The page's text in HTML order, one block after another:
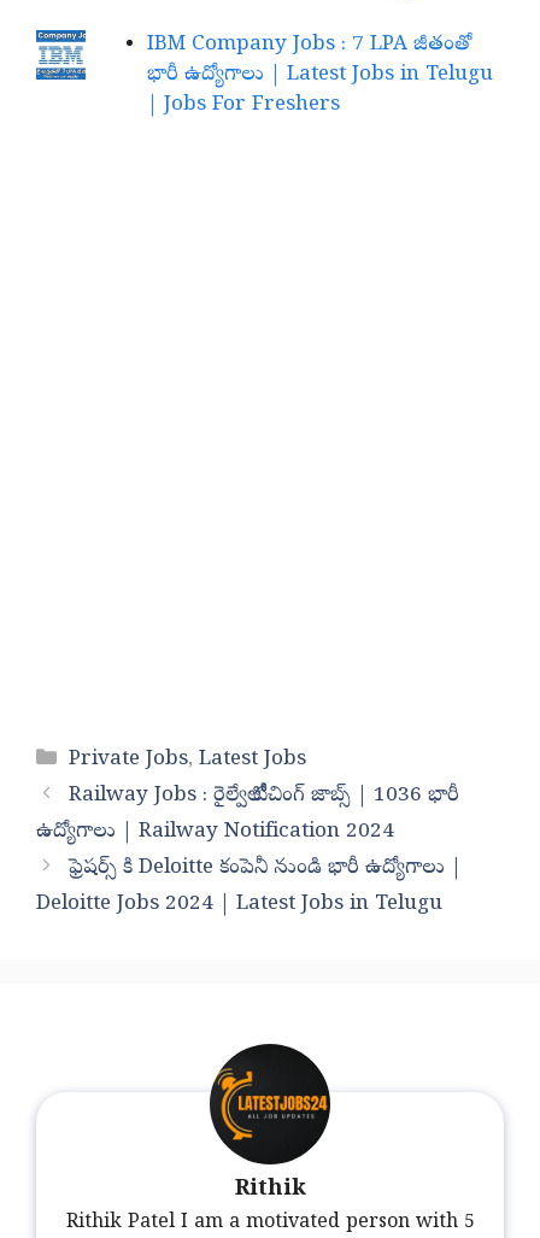
IBM Company Jobs : 7 LPA జీతంతో
భారీ ఉద్యోగాలు | Latest Jobs in Telugu
| Jobs For Freshers
Categories
Private Jobs,Latest Jobs
Railway Jobs : రైల్వేలో టీచింగ్ జాబ్స్ | 1036 భారీ
ఉద్యోగాలు | Railway Notification 2024
ఫ్రెషర్స్ కి Deloitte కంపెనీ నుండి భారీ ఉద్యోగాలు |
Deloitte Jobs 2024 | Latest Jobs in Telugu
Rithik
Rithik Patel I am a motivated person with 5